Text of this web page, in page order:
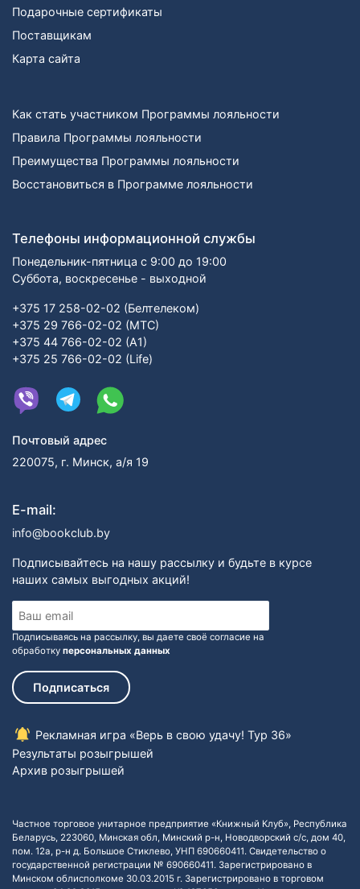
Подарочные сертификаты
Поставщикам
Карта сайта
Как стать участником Программы лояльности
Правила Программы лояльности
Преимущества Программы лояльности
Восстановиться в Программе лояльности
Телефоны информационной службы
Понедельник-пятница с 9:00 до 19:00
Суббота, воскресенье - выходной
+375 17 258-02-02 (Белтелеком)
+375 29 766-02-02 (МТС)
+375 44 766-02-02 (А1)
+375 25 766-02-02 (Life)
Почтовый адрес
220075, г. Минск, а/я 19
E-mail:
info@bookclub.by
Подписывайтесь на нашу рассылку и будьте в курсе
наших самых выгодных акций!
Подписываясь на рассылку, вы даете своё согласие на
обработку персональных данных
Подписаться
Рекламная игра «Верь в свою удачу! Тур 36»
Результаты розыгрышей
Архив розыгрышей
Частное торговое унитарное предприятие «Книжный Клуб», Республика
Беларусь, 223060, Минская обл, Минский р-н, Новодворский с/с, дом 40,
пом. 12а, р-н д. Большое Стиклево, УНП 690660411. Свидетельство о
государственной регистрации № 690660411. Зарегистрировано в
Минском облисполкоме 30.03.2015 г. Зарегистрировано в торговом